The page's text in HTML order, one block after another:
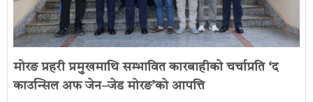
मोरङ प्रहरी प्रमुखमाथि सम्भावित कारबाहीको चर्चाप्रति ‘द
काउन्सिल अफ जेन–जेड मोरङ’को आपत्ति